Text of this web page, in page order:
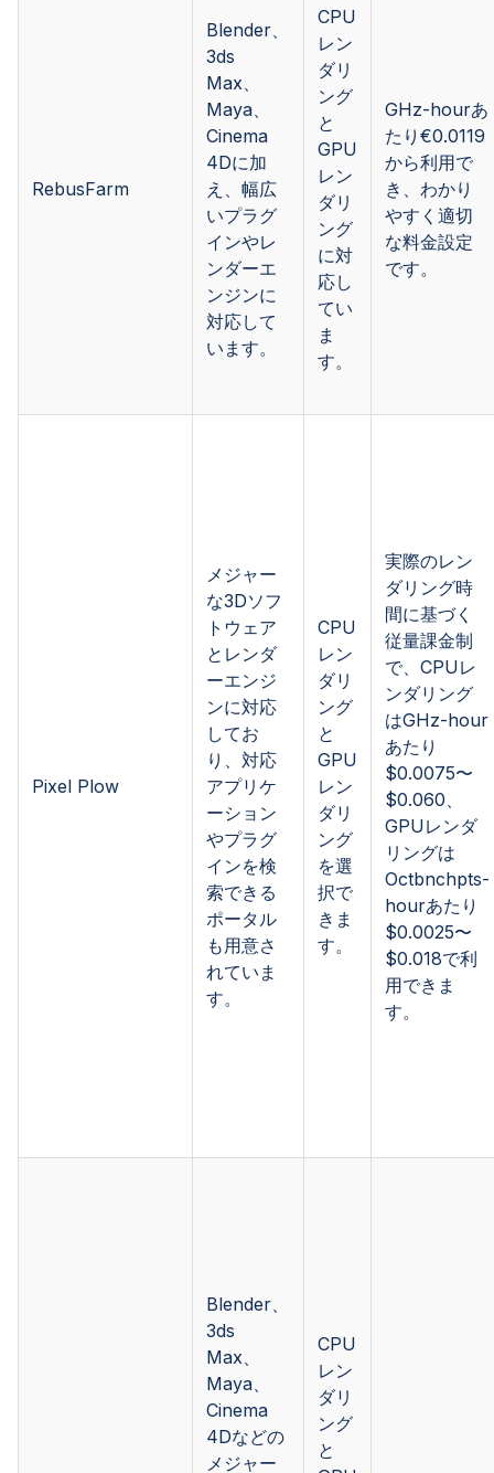
RebusFarm
Blender、
3ds
Max、
Maya、
Cinema
4Dに加
え、幅広
いプラグ
インやレ
ンダーエ
ンジンに
対応して
います。
CPU
レン
ダリ
ング
と
GPU
レン
ダリ
ング
に対
応し
てい
ま
す。
GHz-hourあ
たり€0.0119
から利用で
き、わかり
やすく適切
な料金設定
です。
Pixel Plow
メジャー
な3Dソフ
トウェア
とレンダ
ーエンジ
ンに対応
してお
り、対応
アプリケ
ーション
やプラグ
インを検
索できる
ポータル
も用意さ
れていま
す。
CPU
レン
ダリ
ング
と
GPU
レン
ダリ
ング
を選
択で
きま
す。
実際のレン
ダリング時
間に基づく
従量課金制
で、CPUレ
ンダリング
はGHz-hour
あたり
$0.0075〜
$0.060、
GPUレンダ
リングは
Octbnchpts-
hourあたり
$0.0025〜
$0.018で利
用できま
す。
Blender、
3ds
Max、
Maya、
Cinema
4Dなどの
メジャー
CPU
レン
ダリ
ング
と